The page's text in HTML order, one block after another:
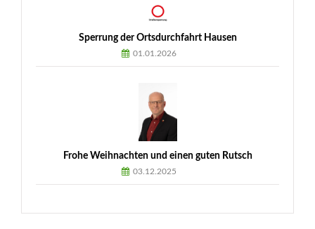
Sperrung der Ortsdurchfahrt Hausen
01.01.2026
Frohe Weihnachten und einen guten Rutsch
03.12.2025